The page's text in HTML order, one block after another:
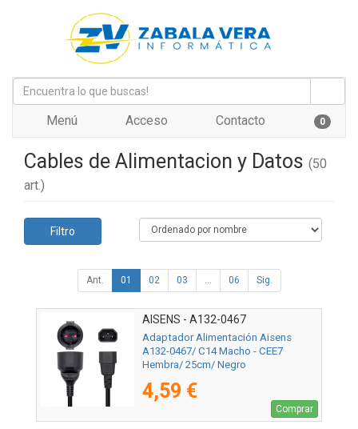
Menú Acceso Contacto 0
Cables de Alimentacion y Datos (50
art.)
Filtro
Ant. 01 02 03 ... 06 Sig.
AISENS - A132-0467
Adaptador Alimentación Aisens
A132-0467/ C14 Macho - CEE7
Hembra/ 25cm/ Negro
4,59 €
Comprar